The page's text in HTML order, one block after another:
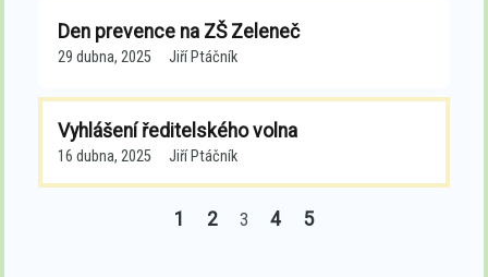
Den prevence na ZŠ Zeleneč
29 dubna, 2025 Jiří Ptáčník
Vyhlášení ředitelského volna
16 dubna, 2025 Jiří Ptáčník
1 2 3 4 5